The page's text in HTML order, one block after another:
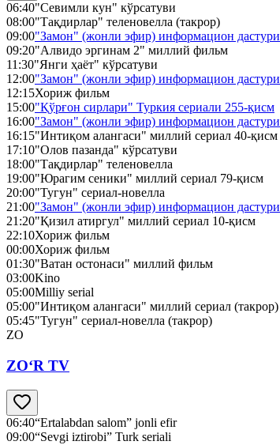
06:40"Севимли кун" кўрсатуви
08:00"Тақдирлар" теленовелла (такрор)
09:00"Замон" (жонли эфир) информацион дастури
09:20"Алвидо эргинам 2" миллий фильм
11:30"Янги ҳаёт" кўрсатуви
12:00"Замон" (жонли эфир) информацион дастури
12:15Хориж фильм
15:00"Қўрғон сирлари" Туркия сериали 255-қисм
16:00"Замон" (жонли эфир) информацион дастури
16:15"Интиқом алангаси" миллий сериал 40-қисм
17:10"Олов пазанда" кўрсатуви
18:00"Тақдирлар" теленовелла
19:00"Юрагим сеники" миллий сериал 79-қисм
20:00"Тугун" сериал-новелла
21:00"Замон" (жонли эфир) информацион дастури
21:20"Қизил атиргул" миллий сериал 10-қисм
22:10Хориж фильм
00:00Хориж фильм
01:30"Ватан остонаси" миллий фильм
03:00Kino
05:00Milliy serial
05:00"Интиқом алангаси" миллий сериал (такрор)
05:45"Тугун" сериал-новелла (такрор)
ZO
ZO‘R TV
06:40“Ertalabdan salom” jonli efir
09:00“Sevgi iztirobi” Turk seriali